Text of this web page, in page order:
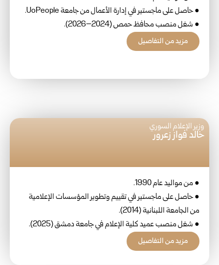
● حاصل على ماجستير في إدارة الأعمال من جامعة UoPeople.
● شغل منصب محافظ حمص (2024–2026).
مزيد من التفاصيل
وزير الإعلام السوري
خالد فواز زعرور
● من مواليد عام 1990.
● حاصل على ماجستير في تقييم وتطوير المؤسسات الإعلامية
من الجامعة اللبنانية (2014).
● شغل منصب عميد كلية الإعلام في جامعة دمشق (2025).
مزيد من التفاصيل